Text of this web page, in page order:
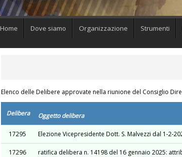
Home Dove siamo Organizzazione Strumenti
Elenco delle Delibere approvate nella riunione del Consiglio
Delibera Oggetto delibera
17295 Elezione Vicepresidente Dott. S. Malvezzi dal 1-2-
17296
ratifica delibera n. 14198 del 16 gennaio 2025: